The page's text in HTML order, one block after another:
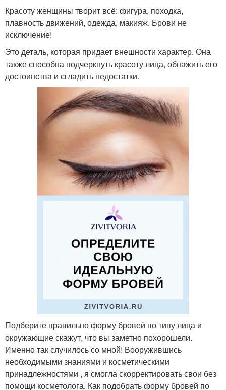
Красоту женщины творит всё: фигура, походка,
плавность движений, одежда, макияж. Брови не
исключение!
Это деталь, которая придает внешности характер. Она
также способна подчеркнуть красоту лица, обнажить его
достоинства и сгладить недостатки.
Подберите правильно форму бровей по типу лица и
окружающие скажут, что вы заметно похорошели.
Именно так случилось со мной! Вооружившись
необходимыми знаниями и косметическими
принадлежностями , я смогла скорректировать свои без
помощи косметолога. Как подобрать форму бровей по